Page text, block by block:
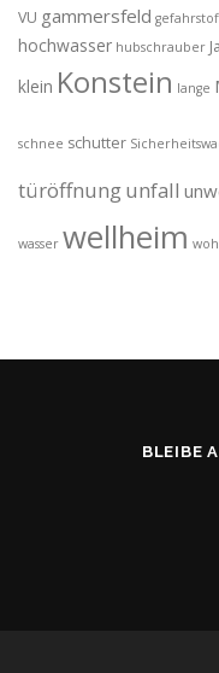
VU gammersfeld
hochwasser hubschrauber
klein Konstein lange
schnee schutter
türöffnungunfall
wasser wellheim
BLEIBE